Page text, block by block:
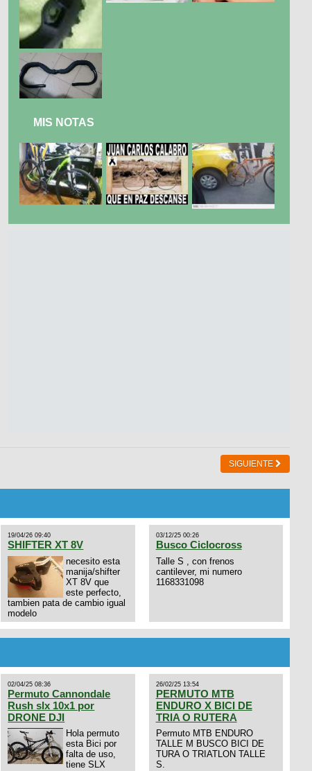
MIS NOTAS
SIGUIENTE
19/04/26 09:40
SHIFTER XT 8V
necesito esta
manija/shifter
XT 8V que
este perfecto,
tambien pata de cambio igual
modelo
03/12/25 00:26
Busco Ciclocross
Talle S , con frenos
cantilever, mi numero
1168331098
02/04/25 08:36
Permuto Cannondale
Rush slx 10x1 por
DRONE DJI
Hola permuto
esta Bici por
falta de uso,
tiene SLX
26/02/25 13:54
PERMUTO MTB
ENDURO X BICI DE
TRIA O RUTERA
Permuto MTB ENDURO
TALLE M BUSCO BICI DE
TURA O TRIATLON TALLE
S.